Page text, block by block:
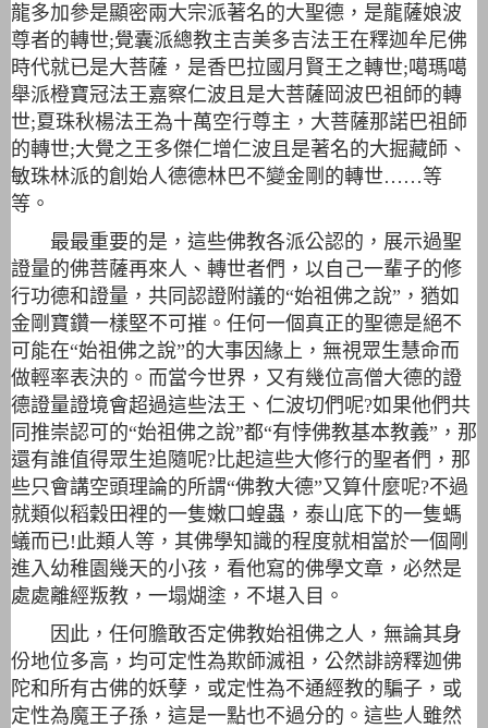
龍多加參是顯密兩大宗派著名的大聖德，是龍薩娘波
尊者的轉世;覺囊派總教主吉美多吉法王在釋迦牟尼佛
時代就已是大菩薩，是香巴拉國月賢王之轉世;噶瑪噶
舉派橙寶冠法王嘉察仁波且是大菩薩岡波巴祖師的轉
世;夏珠秋楊法王為十萬空行尊主，大菩薩那諾巴祖師
的轉世;大覺之王多傑仁增仁波且是著名的大掘藏師、
敏珠林派的創始人德德林巴不變金剛的轉世……等
等。
最最重要的是，這些佛教各派公認的，展示過聖
證量的佛菩薩再來人、轉世者們，以自己一輩子的修
行功德和證量，共同認證附議的“始祖佛之說”，猶如
金剛寶鑽一樣堅不可摧。任何一個真正的聖德是絕不
可能在“始祖佛之說”的大事因緣上，無視眾生慧命而
做輕率表決的。而當今世界，又有幾位高僧大德的證
德證量證境會超過這些法王、仁波切們呢?如果他們共
同推崇認可的“始祖佛之說”都“有悖佛教基本教義”，那
還有誰值得眾生追隨呢?比起這些大修行的聖者們，那
些只會講空頭理論的所謂“佛教大德”又算什麼呢?不過
就類似稻穀田裡的一隻嫩口蝗蟲，泰山底下的一隻螞
蟻而已!此類人等，其佛學知識的程度就相當於一個剛
進入幼稚園幾天的小孩，看他寫的佛學文章，必然是
處處離經叛教，一塌煳塗，不堪入目。
因此，任何膽敢否定佛教始祖佛之人，無論其身
份地位多高，均可定性為欺師滅祖，公然誹謗釋迦佛
陀和所有古佛的妖孽，或定性為不通經教的騙子，或
定性為魔王子孫，這是一點也不過分的。這些人雖然